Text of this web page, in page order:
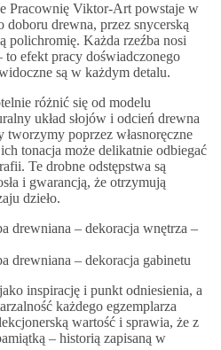
Pracownię Viktor-Art powstaje w
doboru drewna, przez snycerską
polichromię. Każda rzeźba nosi
efekt pracy doświadczonego
są w każdym detalu.
różnić się od modelu
układ słojów i odcień drewna
poprzez własnoręczne
tonacja może delikatnie odbiegać
Te drobne odstępstwa są
i gwarancją, że otrzymują
dzieło.
inspirację i punkt odniesienia, a
każdego egzemplarza
wartość i sprawia, że z
– historią zapisaną w